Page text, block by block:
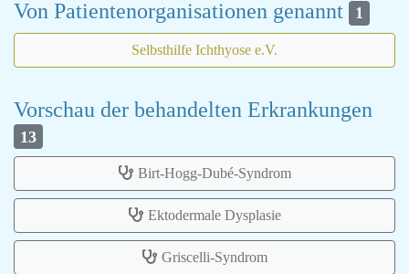
Von Patientenorganisationen genannt 1
Selbsthilfe Ichthyose e.V.
Vorschau der behandelten Erkrankungen
13
Birt-Hogg-Dubé-Syndrom
Ektodermale Dysplasie
Griscelli-Syndrom